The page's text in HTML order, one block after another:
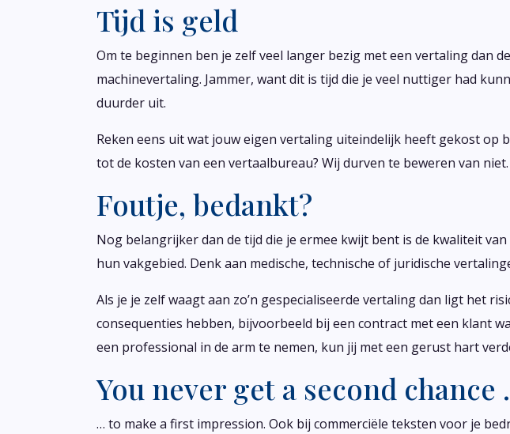
Tijd is geld
Om te beginnen ben je zelf veel langer bezig met een vertaling dan
machinevertaling. Jammer, want dit is tijd die je veel nuttiger had
duurder uit.
Reken eens uit wat jouw eigen vertaling uiteindelijk heeft gekost op
tot de kosten van een vertaalbureau? Wij durven te beweren van niet.
Foutje, bedankt?
Nog belangrijker dan de tijd die je ermee kwijt bent is de kwaliteit
hun vakgebied. Denk aan medische, technische of juridische
Als je je zelf waagt aan zo’n gespecialiseerde vertaling dan ligt het
consequenties hebben, bijvoorbeeld bij een contract met een klant
een professional in de arm te nemen, kun jij met een gerust hart
You never get a second chance
… to make a first impression. Ook bij commerciële teksten voor je